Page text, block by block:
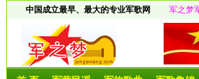
中国成立最早、最大的专业军歌网 军之梦